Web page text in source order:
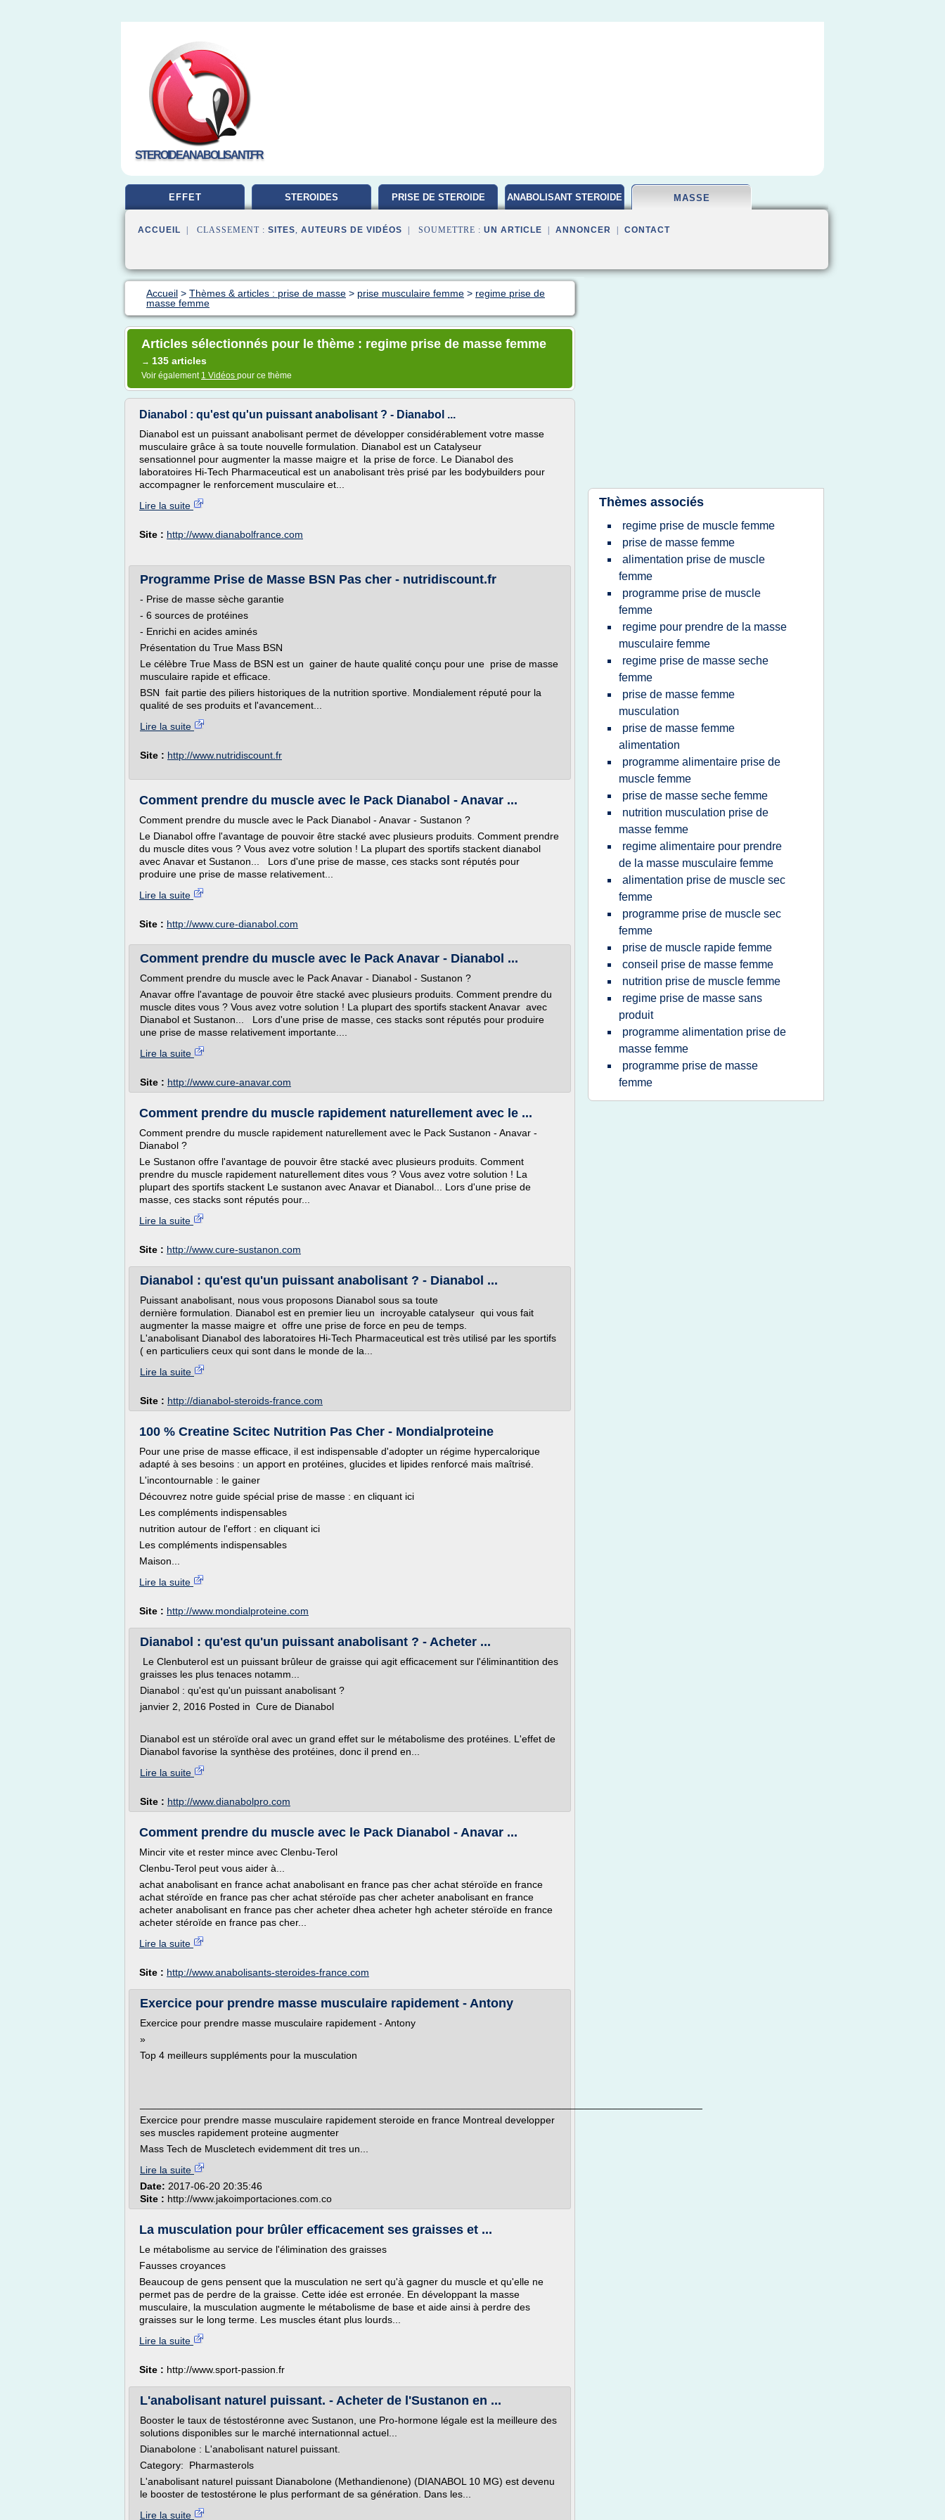
STEROIDEANABOLISANT.FR
EFFET STEROIDES PRISE DE STEROIDE ANABOLISANT STEROIDE MASSE
ACCUEIL | CLASSEMENT : SITES, AUTEURS DE VIDÉOS | SOUMETTRE : UN ARTICLE ANNONCER CONTACT
Accueil > Thèmes & articles : prise de masse > prise musculaire femme > regime prise de
masse femme
Articles sélectionnés pour le thème : regime prise de masse femme
→ 135 articles
Voir également 1 Vidéos pour ce thème
Dianabol : qu'est qu'un puissant anabolisant ? - Dianabol ...
Dianabol est un puissant anabolisant permet de développer considérablement votre masse
musculaire grâce à sa toute nouvelle formulation. Dianabol est un Catalyseur
sensationnel pour augmenter la masse maigre et la prise de force. Le Dianabol des
laboratoires Hi-Tech Pharmaceutical est un anabolisant très prisé par les bodybuilders pour
accompagner le renforcement musculaire et...
Lire la suite
Site : http://www.dianabolfrance.com
Programme Prise de Masse BSN Pas cher - nutridiscount.fr
- Prise de masse sèche garantie
- 6 sources de protéines
- Enrichi en acides aminés
Présentation du True Mass BSN
Le célèbre True Mass de BSN est un gainer de haute qualité conçu pour une prise de masse
musculaire rapide et efficace.
BSN fait partie des piliers historiques de la nutrition sportive. Mondialement réputé pour la
qualité de ses produits et l'avancement...
Lire la suite
Site : http://www.nutridiscount.fr
Comment prendre du muscle avec le Pack Dianabol - Anavar ...
Comment prendre du muscle avec le Pack Dianabol - Anavar - Sustanon ?
Le Dianabol offre l'avantage de pouvoir être stacké avec plusieurs produits. Comment prendre
du muscle dites vous ? Vous avez votre solution ! La plupart des sportifs stackent dianabol
avec Anavar et Sustanon... Lors d'une prise de masse, ces stacks sont réputés pour
produire une prise de masse relativement...
Lire la suite
Site : http://www.cure-dianabol.com
Comment prendre du muscle avec le Pack Anavar - Dianabol ...
Comment prendre du muscle avec le Pack Anavar - Dianabol - Sustanon ?
Anavar offre l'avantage de pouvoir être stacké avec plusieurs produits. Comment prendre du
muscle dites vous ? Vous avez votre solution ! La plupart des sportifs stackent Anavar avec
Dianabol et Sustanon... Lors d'une prise de masse, ces stacks sont réputés pour produire
une prise de masse relativement importante....
Lire la suite
Site : http://www.cure-anavar.com
Comment prendre du muscle rapidement naturellement avec le ...
Comment prendre du muscle rapidement naturellement avec le Pack Sustanon - Anavar -
Dianabol ?
Le Sustanon offre l'avantage de pouvoir être stacké avec plusieurs produits. Comment
prendre du muscle rapidement naturellement dites vous ? Vous avez votre solution ! La
plupart des sportifs stackent Le sustanon avec Anavar et Dianabol... Lors d'une prise de
masse, ces stacks sont réputés pour...
Lire la suite
Site : http://www.cure-sustanon.com
Dianabol : qu'est qu'un puissant anabolisant ? - Dianabol ...
Puissant anabolisant, nous vous proposons Dianabol sous sa toute
dernière formulation. Dianabol est en premier lieu un incroyable catalyseur qui vous fait
augmenter la masse maigre et offre une prise de force en peu de temps.
L'anabolisant Dianabol des laboratoires Hi-Tech Pharmaceutical est très utilisé par les sportifs
( en particuliers ceux qui sont dans le monde de la...
Lire la suite
Site : http://dianabol-steroids-france.com
100 % Creatine Scitec Nutrition Pas Cher - Mondialproteine
Pour une prise de masse efficace, il est indispensable d'adopter un régime hypercalorique
adapté à ses besoins : un apport en protéines, glucides et lipides renforcé mais maîtrisé.
L'incontournable : le gainer
Découvrez notre guide spécial prise de masse : en cliquant ici
Les compléments indispensables
nutrition autour de l'effort : en cliquant ici
Les compléments indispensables
Maison...
Lire la suite
Site : http://www.mondialproteine.com
Dianabol : qu'est qu'un puissant anabolisant ? - Acheter ...
Le Clenbuterol est un puissant brûleur de graisse qui agit efficacement sur l'éliminantition des
graisses les plus tenaces notamm...
Dianabol : qu'est qu'un puissant anabolisant ?
janvier 2, 2016 Posted in Cure de Dianabol
Dianabol est un stéroïde oral avec un grand effet sur le métabolisme des protéines. L'effet de
Dianabol favorise la synthèse des protéines, donc il prend en...
Lire la suite
Site : http://www.dianabolpro.com
Comment prendre du muscle avec le Pack Dianabol - Anavar ...
Mincir vite et rester mince avec Clenbu-Terol
Clenbu-Terol peut vous aider à...
achat anabolisant en france achat anabolisant en france pas cher achat stéroïde en france
achat stéroïde en france pas cher achat stéroïde pas cher acheter anabolisant en france
acheter anabolisant en france pas cher acheter dhea acheter hgh acheter stéroïde en france
acheter stéroïde en france pas cher...
Lire la suite
Site : http://www.anabolisants-steroides-france.com
Exercice pour prendre masse musculaire rapidement - Antony
Exercice pour prendre masse musculaire rapidement - Antony
»
Top 4 meilleurs suppléments pour la musculation
Exercice pour prendre masse musculaire rapidement steroide en france Montreal developper
ses muscles rapidement proteine augmenter
Mass Tech de Muscletech evidemment dit tres un...
Lire la suite
Date: 2017-06-20 20:35:46
Site : http://www.jakoimportaciones.com.co
La musculation pour brûler efficacement ses graisses et ...
Le métabolisme au service de l'élimination des graisses
Fausses croyances
Beaucoup de gens pensent que la musculation ne sert qu'à gagner du muscle et qu'elle ne
permet pas de perdre de la graisse. Cette idée est erronée. En développant la masse
musculaire, la musculation augmente le métabolisme de base et aide ainsi à perdre des
graisses sur le long terme. Les muscles étant plus lourds...
Lire la suite
Site : http://www.sport-passion.fr
L'anabolisant naturel puissant. - Acheter de l'Sustanon en ...
Booster le taux de téstostéronne avec Sustanon, une Pro-hormone légale est la meilleure des
solutions disponibles sur le marché internationnal actuel...
Dianabolone : L'anabolisant naturel puissant.
Category: Pharmasterols
L'anabolisant naturel puissant Dianabolone (Methandienone) (DIANABOL 10 MG) est devenu
le booster de testostérone le plus performant de sa génération. Dans les...
Lire la suite
Thèmes associés
regime prise de muscle femme
prise de masse femme
alimentation prise de muscle
femme
programme prise de muscle
femme
regime pour prendre de la masse
musculaire femme
regime prise de masse seche
femme
prise de masse femme
musculation
prise de masse femme
alimentation
programme alimentaire prise de
muscle femme
prise de masse seche femme
nutrition musculation prise de
masse femme
regime alimentaire pour prendre
de la masse musculaire femme
alimentation prise de muscle sec
femme
programme prise de muscle sec
femme
prise de muscle rapide femme
conseil prise de masse femme
nutrition prise de muscle femme
regime prise de masse sans
produit
programme alimentation prise de
masse femme
programme prise de masse
femme